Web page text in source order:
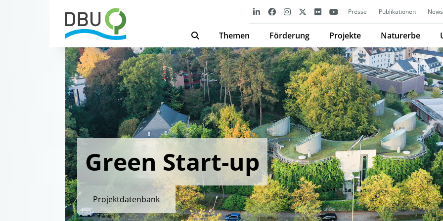
Presse Publikationen
Themen Förderung Projekte Naturerbe
Green Start-up
Projektdatenbank